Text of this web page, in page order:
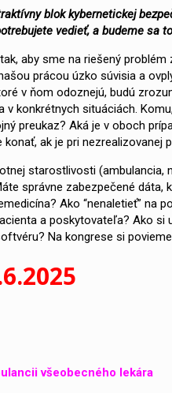
blok kybernetickej
vedieť, a budeme sa
aby sme na riešený
prácou úzko súvisia a
v ňom odoznejú, budú
v konkrétnych situáciách.
preukaz? Aká je v oboch
ak je pri nezrealizovanej
starostlivosti
správne zabezpečené
Ako “nenaletieť” na
a poskytovateľa? Ako
Na kongrese si povieme
všeobecného lekára